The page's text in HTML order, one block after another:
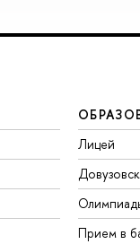
Лицей
Прием в